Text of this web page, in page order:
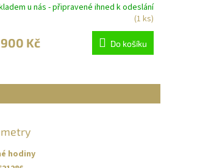
u nás - připravené ihned k odeslání
(1 ks)
900 Kč Do košíku
hodiny